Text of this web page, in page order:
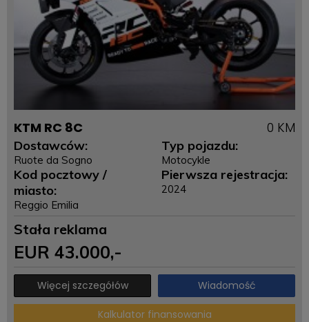
KTM RC 8C 0 KM
Dostawców:
Ruote da Sogno
Kod pocztowy /
miasto:
Reggio Emilia
Typ pojazdu:
Motocykle
Pierwsza rejestracja:
2024
Stała reklama
EUR 43.000,-
Więcej szczegółów Wiadomość
Kalkulator finansowania